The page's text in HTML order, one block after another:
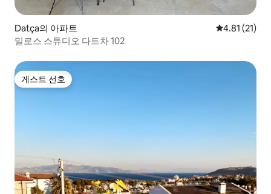
Datça의 아파트 평점 4.81점
4.81 (21)
밀로스 스튜디오 다트차 102
게스트 선호
게스트 선호